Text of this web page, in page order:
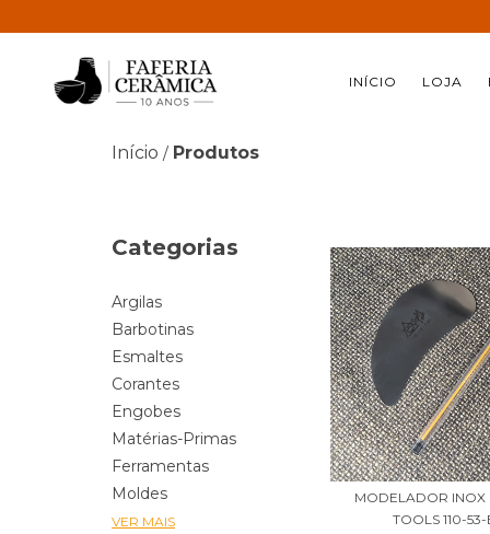
INÍCIO LOJA
Início / Produtos
Categorias
Argilas
Barbotinas
Esmaltes
Corantes
Engobes
Matérias-Primas
Ferramentas
Moldes
VER MAIS
MODELADOR INOX
TOOLS 110-53-